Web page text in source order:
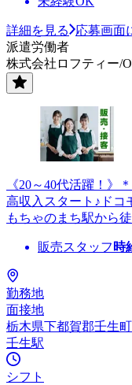
詳細を見る
応募画面
派遣労働者
株式会社ロフティー/
《20～40代活躍！
高収入スタート♪ド
もちゃのまち駅から
販売スタッフ 時
勤務地
面接地
栃木県下都賀郡壬生町
壬生駅
シフト